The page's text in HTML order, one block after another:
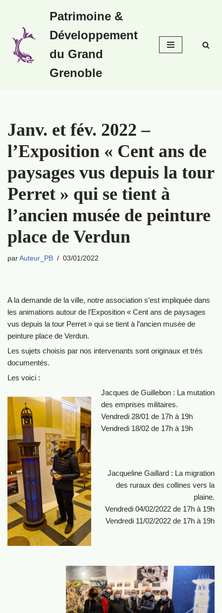
au
contenu
Patrimoine &
Développement
du Grand
Grenoble
Janv. et fév. 2022 –
l’Exposition « Cent ans de
paysages vus depuis la tour
Perret » qui se tient à
l’ancien musée de peinture
place de Verdun
par Auteur_PB 03/01/2022
A la demande de la ville, notre association s’est impliquée dans
les animations autour de l’Exposition « Cent ans de paysages
vus depuis la tour Perret » qui se tient à l’ancien musée de
peinture place de Verdun.
Les sujets choisis par nos intervenants sont originaux et très
documentés.
Les voici :
Jacques de Guillebon : La mutation
des emprises militaires.
Vendredi 28/01 de 17h à 19h
Vendredi 18/02 de 17h à 19h
Jacqueline Gaillard : La migration
des ruraux des collines vers la
plaine.
Vendredi 04/02/2022 de 17h à 19h
Vendredi 11/02/2022 de 17h à 19h